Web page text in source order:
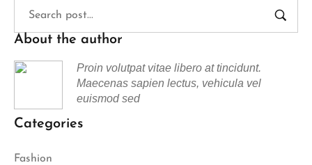
About the author
Proin volutpat vitae libero at tincidunt.
Maecenas sapien lectus, vehicula vel
euismod sed
Categories
Fashion